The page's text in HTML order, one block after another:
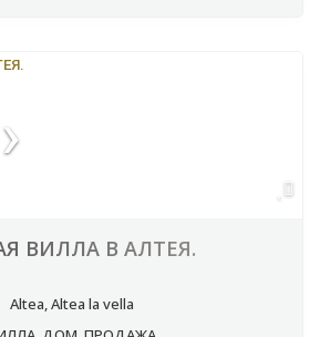
ВИЛЛА В АЛТЕЯ.
Altea,Altea la vella